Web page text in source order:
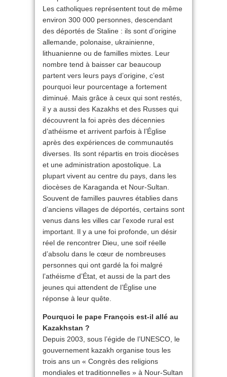
Les catholiques représentent tout de même
environ 300 000 personnes, descendant
des déportés de Staline : ils sont d’origine
allemande, polonaise, ukrainienne,
lithuanienne ou de familles mixtes. Leur
nombre tend à baisser car beaucoup
partent vers leurs pays d’origine, c’est
pourquoi leur pourcentage a fortement
diminué. Mais grâce à ceux qui sont restés,
il y a aussi des Kazakhs et des Russes qui
découvrent la foi après des décennies
d’athéisme et arrivent parfois à l’Église
après des expériences de communautés
diverses. Ils sont répartis en trois diocèses
et une administration apostolique. La
plupart vivent au centre du pays, dans les
diocèses de Karaganda et Nour-Sultan.
Souvent de familles pauvres établies dans
d’anciens villages de déportés, certains sont
venus dans les villes car l’exode rural est
important. Il y a une foi profonde, un désir
réel de rencontrer Dieu, une soif réelle
d’absolu dans le cœur de nombreuses
personnes qui ont gardé la foi malgré
l’athéisme d’État, et aussi de la part des
jeunes qui attendent de l’Église une
réponse à leur quête.
Pourquoi le pape François est-il allé au
Kazakhstan ?
Depuis 2003, sous l’égide de l’UNESCO, le
gouvernement kazakh organise tous les
trois ans un « Congrès des religions
mondiales et traditionnelles » à Nour-Sultan